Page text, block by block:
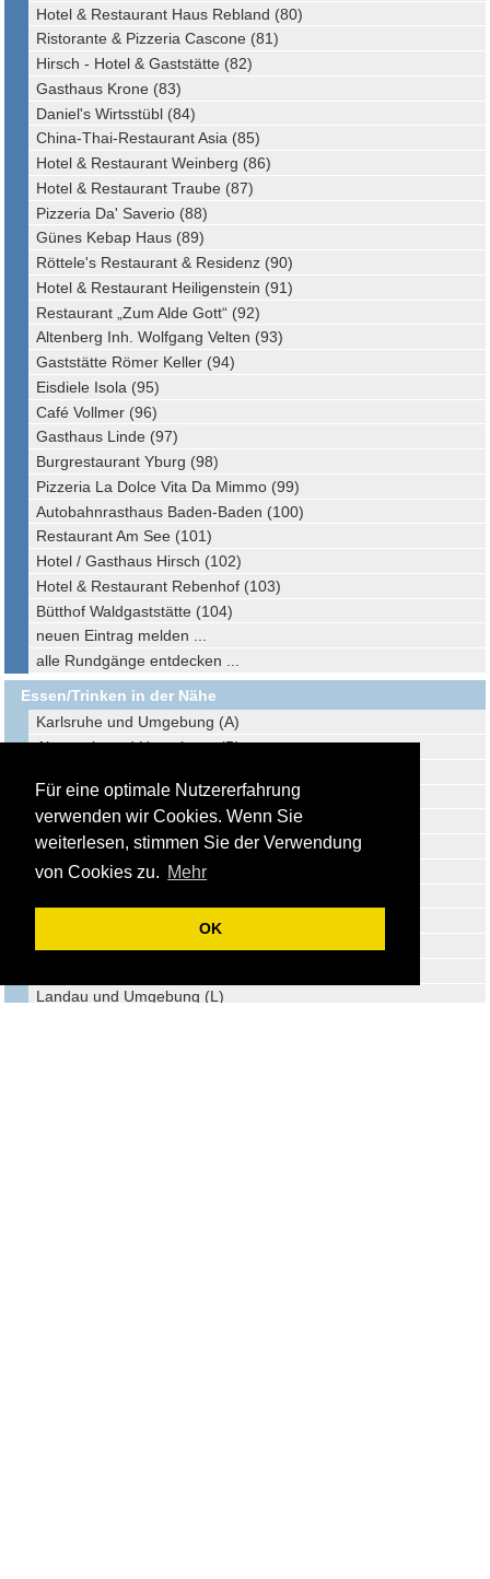
Für eine optimale Nutzererfahrung
verwenden wir Cookies. Wenn Sie
weiterlesen, stimmen Sie der Verwendung
von Cookies zu. Mehr
OK
Hotel & Restaurant Haus Rebland (80)
Ristorante & Pizzeria Cascone (81)
Hirsch - Hotel & Gaststätte (82)
Gasthaus Krone (83)
Daniel's Wirtsstübl (84)
China-Thai-Restaurant Asia (85)
Hotel & Restaurant Weinberg (86)
Hotel & Restaurant Traube (87)
Pizzeria Da' Saverio (88)
Günes Kebap Haus (89)
Röttele's Restaurant & Residenz (90)
Hotel & Restaurant Heiligenstein (91)
Restaurant „Zum Alde Gott“ (92)
Altenberg Inh. Wolfgang Velten (93)
Gaststätte Römer Keller (94)
Eisdiele Isola (95)
Café Vollmer (96)
Gasthaus Linde (97)
Burgrestaurant Yburg (98)
Pizzeria La Dolce Vita Da Mimmo (99)
Autobahnrasthaus Baden-Baden (100)
Restaurant Am See (101)
Hotel / Gasthaus Hirsch (102)
Hotel & Restaurant Rebenhof (103)
Bütthof Waldgaststätte (104)
neuen Eintrag melden ...
alle Rundgänge entdecken ...
Essen/Trinken in der Nähe
Karlsruhe und Umgebung (A)
Altensteig und Umgebung (B)
Pforzheim und Umgebung (D)
Dornstetten und Umgebung (E)
Calw und Umgebung (F)
Waldachtal und Umgebung (G)
Wildberg und Umgebung (I)
Landau und Umgebung (L)